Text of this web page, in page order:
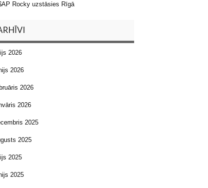
Rocky uzstāsies Rīgā
2026
2026
2026
2026
2025
2025
2025
2025